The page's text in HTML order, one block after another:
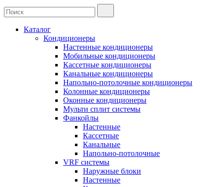
Каталог
Кондиционеры
Настенные кондиционеры
Мобильные кондиционеры
Кассетные кондиционеры
Канальные кондиционеры
Напольно-потолочные кондиционеры
Колонные кондиционеры
Оконные кондиционеры
Мульти сплит системы
Фанкойлы
Настенные
Кассетные
Канальные
Напольно-потолочные
VRF системы
Наружные блоки
Настенные